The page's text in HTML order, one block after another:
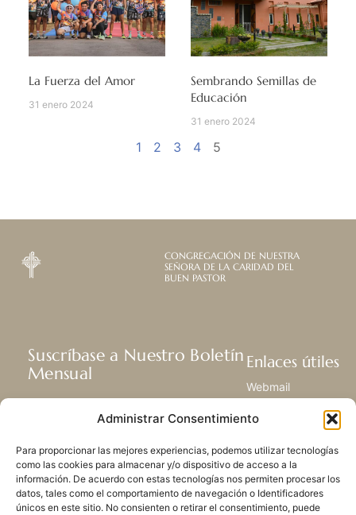
Administrar Consentimiento
Para proporcionar las mejores experiencias, podemos utilizar tecnologías
como las cookies para almacenar y/o dispositivo de acceso a la
información. De acuerdo con estas tecnologías nos permiten procesar los
datos, tales como el comportamiento de navegación o Identificadores
únicos en este sitio. No consienten o retirar el consentimiento, puede
La Fuerza del Amor
31 enero 2024
Sembrando Semillas de
Educación
31 enero 2024
1 2 3 4 5
CONGREGACIÓN DE NUESTRA
SEÑORA DE LA CARIDAD DEL
BUEN PASTOR
Suscríbase a Nuestro Boletín
Mensual
Recibir las últimas noticias acerca de
nuestra vida, la misión y ministerios de
SUSCRIBIRSE
Enlaces útiles
Webmail
Centro de Recursos
Mapa del sitio